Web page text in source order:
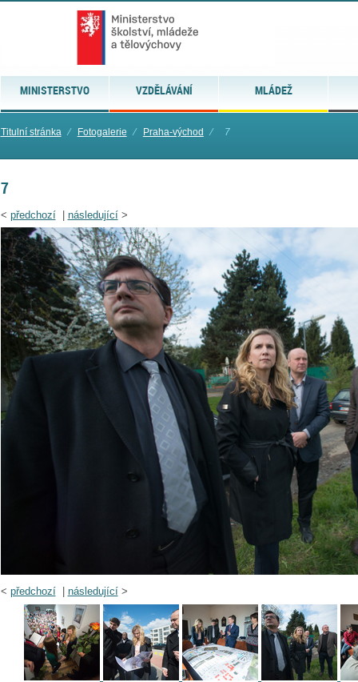
MINISTERSTVO VZDĚLÁVÁNÍ MLÁDEŽ
Titulní stránka ⁄ Fotogalerie ⁄ Praha-východ ⁄ 7
7
< předchozí| následující>
< předchozí| následující>